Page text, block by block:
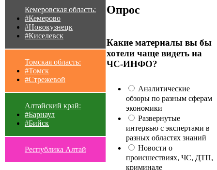
Кемеровская область:
#Кемерово
#Новокузнецк
#Киселевск
Томская область:
#Томск
#Стрежевой
Алтайский край:
#Барнаул
#Бийск
Республика Алтай
Опрос
Какие материалы вы бы
хотели чаще видеть на
ЧС-ИНФО?
Аналитические
обзоры по разным сферам
экономики
Развернутые
интервью с экспертами в
разных областях знаний
Новости о
происшествиях, ЧС, ДТП,
криминале